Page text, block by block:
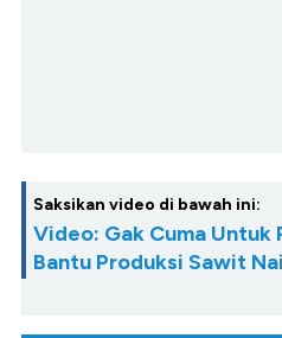
Saksikan video di bawah ini:
Video: Gak Cuma Untuk
Bantu Produksi Sawit